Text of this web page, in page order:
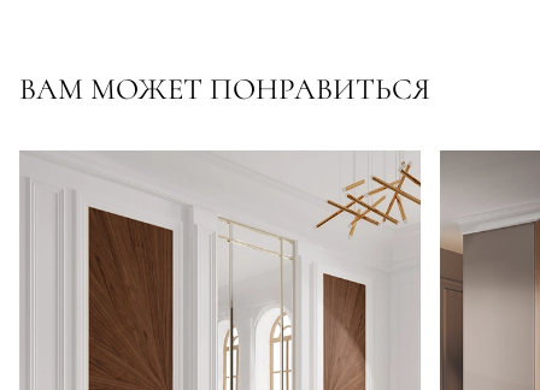
ВАМ МОЖЕТ ПОНРАВИТЬСЯ